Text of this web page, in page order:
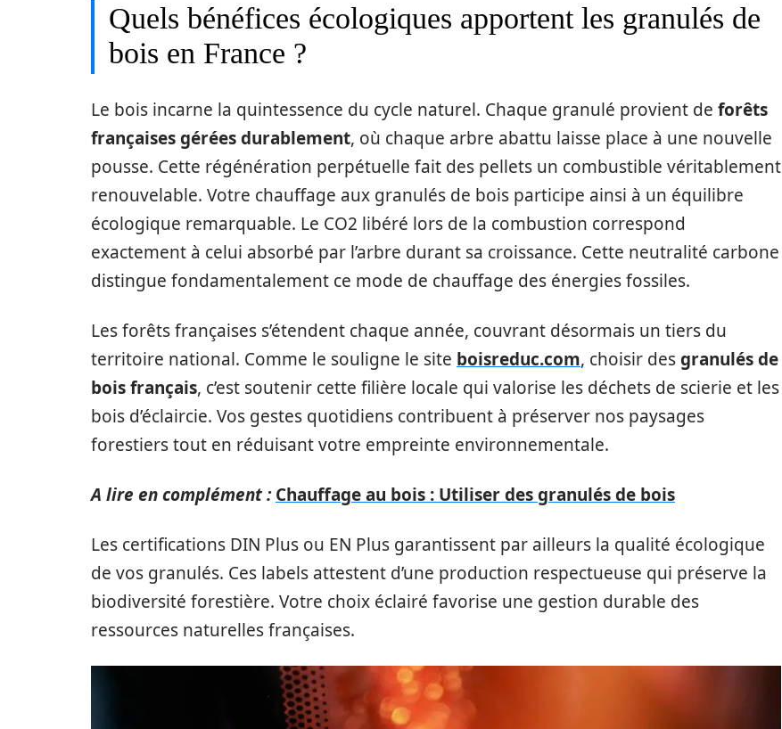
Quels bénéfices écologiques apportent les granulés de
bois en France ?
Le bois incarne la quintessence du cycle naturel. Chaque granulé provient de forêts
françaises gérées durablement, où chaque arbre abattu laisse place à une nouvelle
pousse. Cette régénération perpétuelle fait des pellets un combustible véritablement
renouvelable. Votre chauffage aux granulés de bois participe ainsi à un équilibre
écologique remarquable. Le CO2 libéré lors de la combustion correspond
exactement à celui absorbé par l’arbre durant sa croissance. Cette neutralité carbone
distingue fondamentalement ce mode de chauffage des énergies fossiles.
Les forêts françaises s’étendent chaque année, couvrant désormais un tiers du
territoire national. Comme le souligne le site boisreduc.com, choisir desgranulés de
bois français, c’est soutenir cette filière locale qui valorise les déchets de scierie et les
bois d’éclaircie. Vos gestes quotidiens contribuent à préserver nos paysages
forestiers tout en réduisant votre empreinte environnementale.
A lire en complément : Chauffage au bois : Utiliser des granulés de bois
Les certifications DIN Plus ou EN Plus garantissent par ailleurs la qualité écologique
de vos granulés. Ces labels attestent d’une production respectueuse qui préserve la
biodiversité forestière. Votre choix éclairé favorise une gestion durable des
ressources naturelles françaises.